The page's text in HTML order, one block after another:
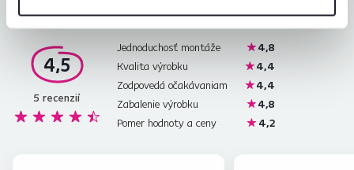
Hodnotenia produktu
4,5
5 recenzií
Jednoduchosť montáže
4,8
Kvalita výrobku
4,4
Zodpovedá očakávaniam
4,4
Zabalenie výrobku
4,8
Pomer hodnoty a ceny
4,2